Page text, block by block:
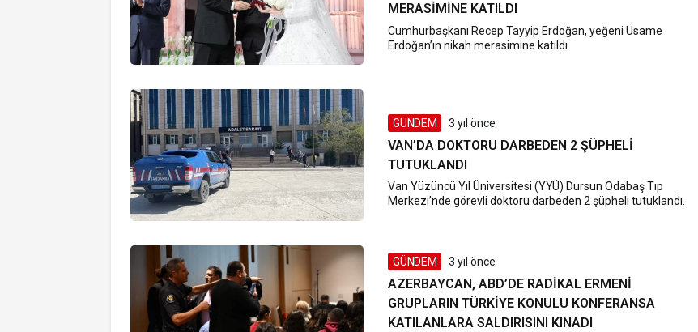
MERASIMINE KATILDI
Cumhurbaşkanı Recep Tayyip Erdoğan, yeğeni Usame
Erdoğan’ın nikah merasimine katıldı.
GÜNDEM 3 yıl önce
VAN’DA DOKTORU DARBEDEN 2 ŞÜPHELI
TUTUKLANDI
Van Yüzüncü Yıl Üniversitesi (YYÜ) Dursun Odabaş Tıp
Merkezi’nde görevli doktoru darbeden 2 şüpheli tutuklandı.
GÜNDEM 3 yıl önce
AZERBAYCAN, ABD’DE RADIKAL ERMENI
GRUPLARIN TÜRKIYE KONULU KONFERANSA
KATILANLARA SALDIRISINI KINADI